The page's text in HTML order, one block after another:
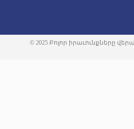
© 2025 Բոլոր իրաւունքները